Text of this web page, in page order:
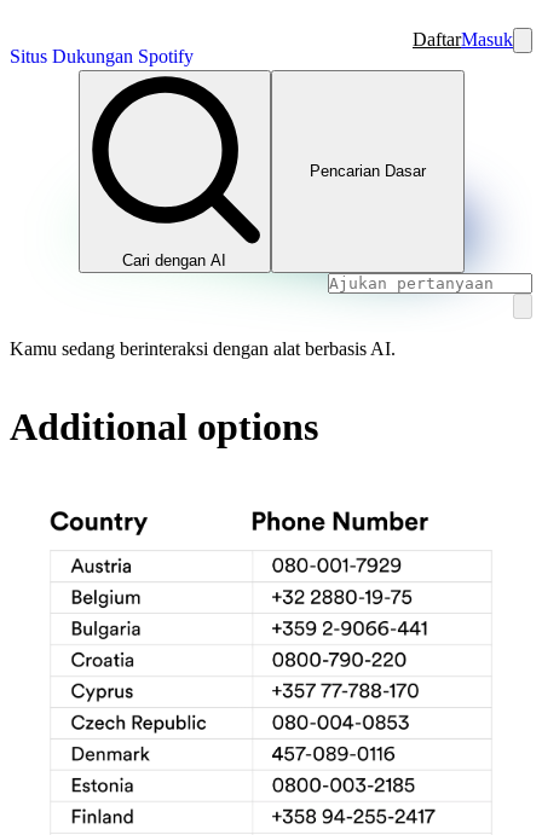
Situs Dukungan Spotify
DaftarMasuk
Cari dengan AI
Pencarian Dasar
Kamu sedang berinteraksi dengan alat berbasis AI.
Additional options